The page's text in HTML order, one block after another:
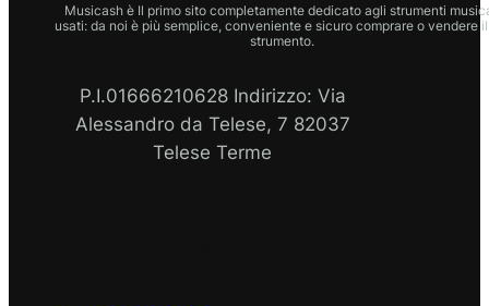
Musicash è Il primo sito completamente dedicato agli strumenti
usati: da noi è più semplice, conveniente e sicuro comprare o vendere
strumento.
P.I.01666210628 Indirizzo: Via
Alessandro da Telese, 7 82037
Telese Terme